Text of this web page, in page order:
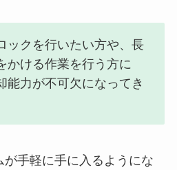
ックを行いたい方や、長
かける作業を行う方に
能力が不可欠になってき
手軽に手に入るようにな